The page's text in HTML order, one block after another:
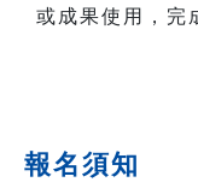
或成果使用，完
報名須知